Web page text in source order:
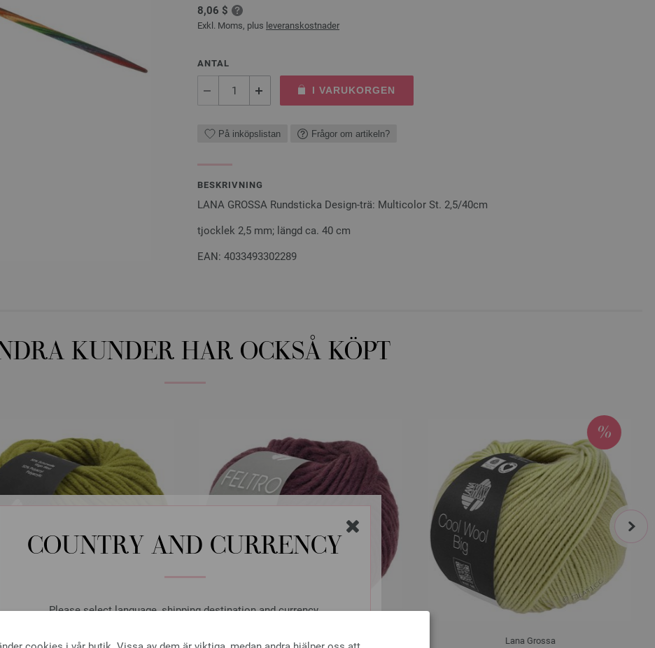
COUNTRY AND CURRENCY
Please select language, shipping destination and currency.
8,06 $
Exkl. Moms, plus leveranskostnader
ANTAL
I VARUKORGEN
På inköpslistan Frågor om artikeln?
BESKRIVNING
LANA GROSSA Rundsticka Design-trä: Multicolor St. 2,5/40cm
tjocklek 2,5 mm; längd ca. 40 cm
EAN: 4033493302289
KUNDER HAR OCKSÅ KÖPT
Lana Grossa Lana Grossa Lana Grossa
next